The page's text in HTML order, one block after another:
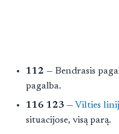
112 — Bendrasis
pagalba.
116 123 — Vilties
situacijose, visą parą.